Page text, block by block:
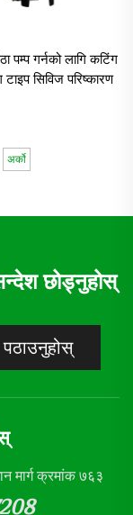
पम्प गर्नको लागि कटिंग
सिविज परिष्कारण
अर्को
छोड्नुहोस्
पठाउनुहोस्
मार्ग क्रमांक ७६३